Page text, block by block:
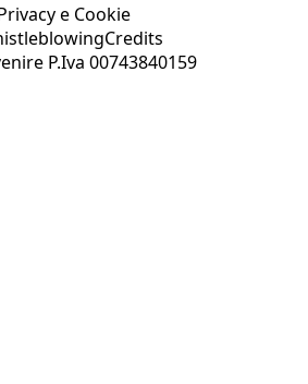
e Cookie
Credits
P.Iva 00743840159